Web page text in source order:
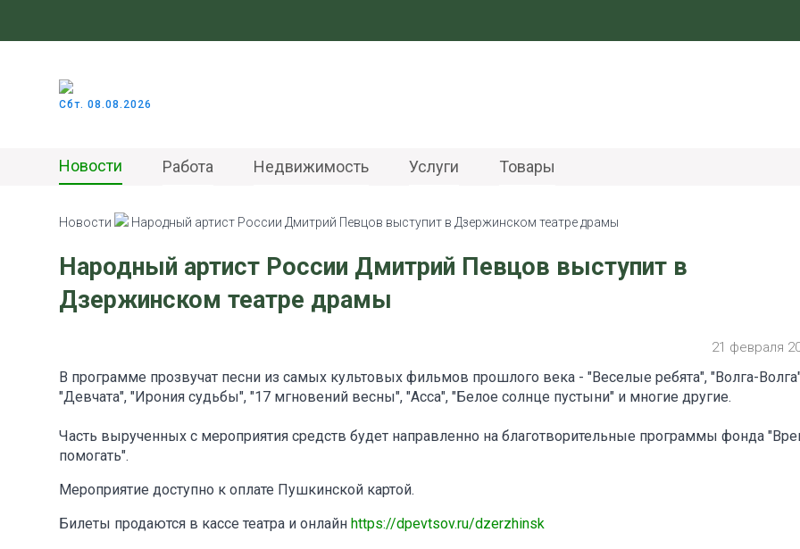
Сбт. 08.08.2026
Новости Работа Недвижимость Услуги Товары
Новости Народный артист России Дмитрий Певцов выступит в Дзержинском театре драмы
Народный артист России Дмитрий Певцов выступит в
Дзержинском театре драмы
21 февраля
В программе прозвучат песни из самых культовых фильмов прошлого века - "Веселые ребята", "Волга-
"Девчата", "Ирония судьбы", "17 мгновений весны", "Асса", "Белое солнце пустыни" и многие другие.
Часть вырученных с мероприятия средств будет направленно на благотворительные программы фонда
помогать".
Мероприятие доступно к оплате Пушкинской картой.
Билеты продаются в кассе театра и онлайн‍ https://dpevtsov.ru/dzerzhinsk